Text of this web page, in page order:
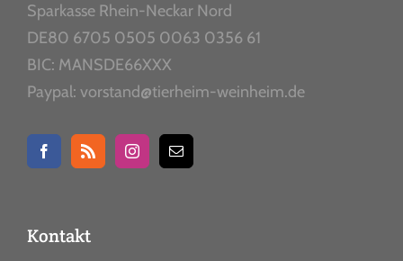
Sparkasse Rhein-Neckar Nord
DE80 6705 0505 0063 0356 61
BIC: MANSDE66XXX
Paypal: vorstand@tierheim-weinheim.de
Kontakt